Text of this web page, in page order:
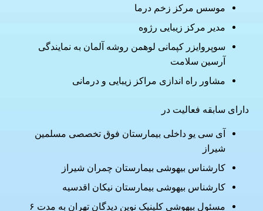
موسس مرکز زخم درما
مدیر مرکز زیبایی رژوه
سوپروایزر کپمانی لوهمن روشه آلمان به نمایندگی
آرسین سلامت
مشاور راه اندازی مراکز زیبایی و درمانی
دارای سابقه فعالیت در
آی سی یو داخلی بیمارستان فوق تخصصی مسلمین
شیراز
کارشناس بیهوشی بیمارستان چمران شیراز
کارشناس بیهوشی بیمارستان نیکان اقدسیه
مسئول بیهوشی کلینیک نوین دیدگان تهران به مدت ۶